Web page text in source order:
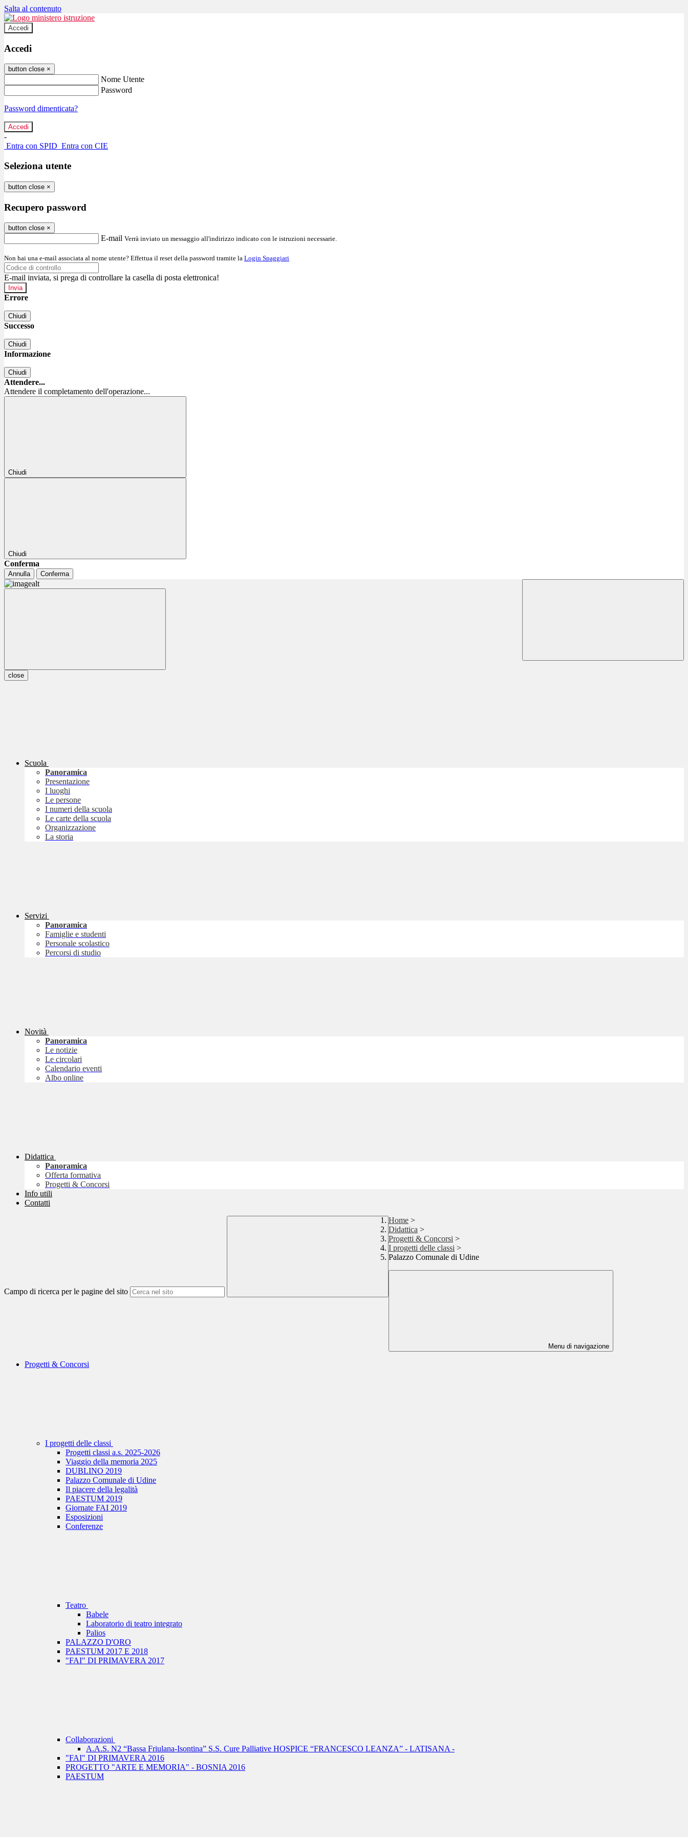
Salta al contenuto
Accedi
Accedi
button close ×
Nome Utente
Password
Password dimenticata?
-
Entra con SPID Entra con CIE
Seleziona utente
button close ×
Recupero password
button close ×
E-mail Verrà inviato un messaggio all'indirizzo indicato con le istruzioni necessarie.
Non hai una e-mail associata al nome utente? Effettua il reset della password tramite la Login Spaggiari
E-mail inviata, si prega di controllare la casella di posta elettronica!
Errore
Chiudi
Successo
Chiudi
Informazione
Chiudi
Attendere...
Attendere il completamento dell'operazione...
Chiudi
Chiudi
Conferma
Annulla Conferma
close
Scuola
Panoramica
Presentazione
I luoghi
Le persone
I numeri della scuola
Le carte della scuola
Organizzazione
La storia
Servizi
Panoramica
Famiglie e studenti
Personale scolastico
Percorsi di studio
Novità
Panoramica
Le notizie
Le circolari
Calendario eventi
Albo online
Didattica
Panoramica
Offerta formativa
Progetti & Concorsi
Info utili
Contatti
Campo di ricerca per le pagine del sito
Home >
Didattica >
Progetti & Concorsi >
I progetti delle classi >
Palazzo Comunale di Udine
Menu di navigazione
Progetti & Concorsi
I progetti delle classi
Progetti classi a.s. 2025-2026
Viaggio della memoria 2025
DUBLINO 2019
Palazzo Comunale di Udine
Il piacere della legalità
PAESTUM 2019
Giornate FAI 2019
Esposizioni
Conferenze
Teatro
Babele
Laboratorio di teatro integrato
Palios
PALAZZO D'ORO
PAESTUM 2017 E 2018
"FAI" DI PRIMAVERA 2017
Collaborazioni
A.A.S. N2 “Bassa Friulana-Isontina” S.S. Cure Palliative HOSPICE “FRANCESCO LEANZA” - LATISANA -
"FAI" DI PRIMAVERA 2016
PROGETTO "ARTE E MEMORIA" - BOSNIA 2016
PAESTUM